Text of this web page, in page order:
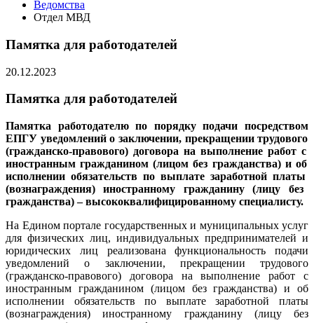
Ведомства
Отдел МВД
Памятка для работодателей
20.12.2023
Памятка для работодателей
Памятка работодателю по порядку подачи посредством
ЕПГУ уведомлений о заключении, прекращении трудового
(гражданско-правового) договора на выполнение работ с
иностранным гражданином (лицом без гражданства) и об
исполнении обязательств по выплате заработной платы
(вознаграждения) иностранному гражданину (лицу без
гражданства) – высококвалифицированному специалисту.
На Едином портале государственных и муниципальных услуг
для физических лиц, индивидуальных предпринимателей и
юридических лиц реализована функциональность подачи
уведомлений о заключении, прекращении трудового
(гражданско-правового) договора на выполнение работ с
иностранным гражданином (лицом без гражданства) и об
исполнении обязательств по выплате заработной платы
(вознаграждения) иностранному гражданину (лицу без